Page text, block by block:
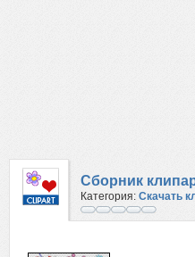
Сборник
Категория: Скачать